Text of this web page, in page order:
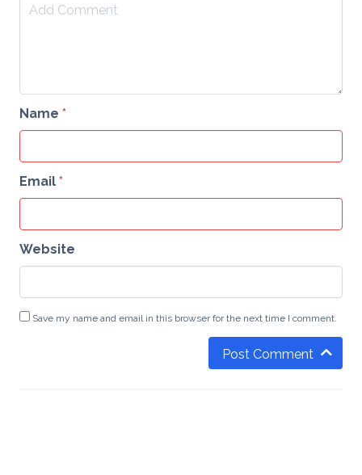
Name *
Email *
Website
Save my name and email in this browser for the next time I comment.
Post Comment